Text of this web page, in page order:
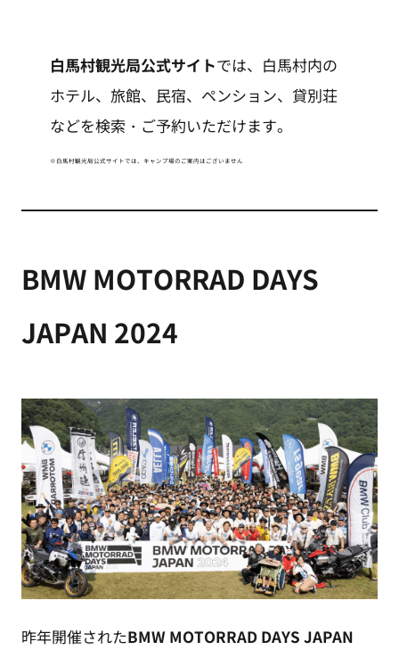
白馬村観光局公式サイトでは、白馬村内の
ホテル、旅館、民宿、ペンション、貸別荘
などを検索・ご予約いただけます。
※白馬村観光局公式サイトでは、キャンプ場のご案内はございません
BMW MOTORRAD DAYS
JAPAN 2024
昨年開催されたBMW MOTORRAD DAYS JAPAN